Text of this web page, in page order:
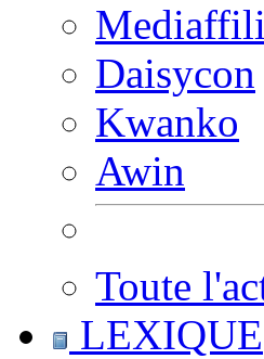
Daisycon
Kwanko
Awin
Toute
LEXIQUE